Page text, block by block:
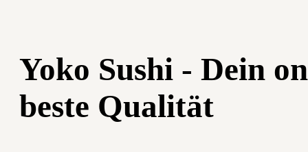
Yoko Sushi - Dein
beste Qualität